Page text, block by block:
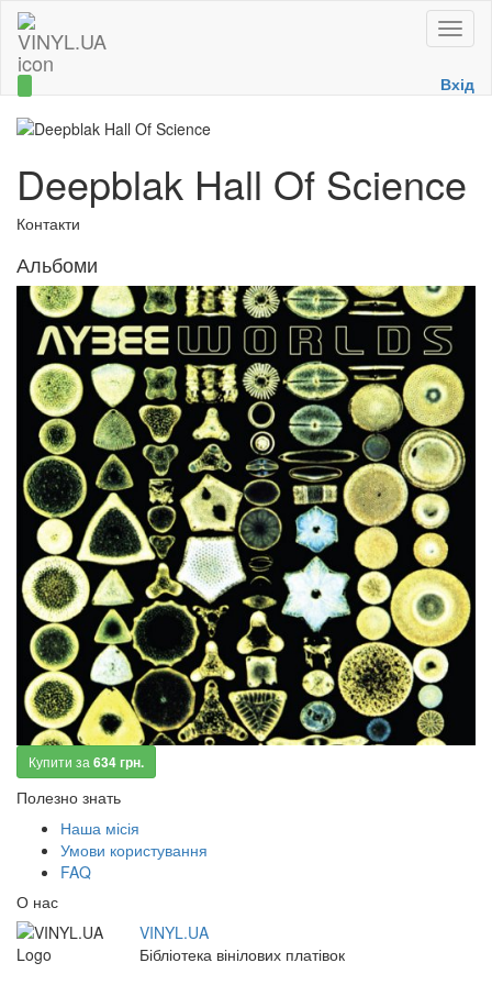
Toggle
Вхід
Deepblak Hall Of Science
Контакти
Альбоми
Купити за 634 грн.
Полезно знать
Наша місія
Умови користування
FAQ
О нас
VINYL.UA
Бібліотека вінілових платівок